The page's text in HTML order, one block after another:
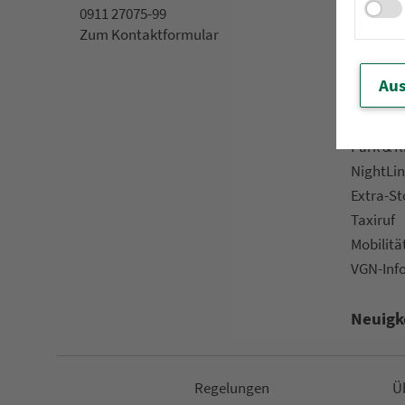
0911 27075-99
Zum Kon­taktformular
App
Park &
Extra-
Taxiruf
VGN-
Re­ge­lungen